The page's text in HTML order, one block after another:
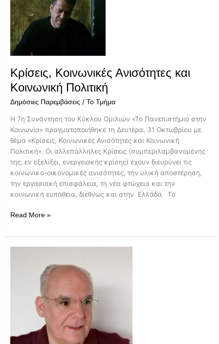
Κρίσεις, Κοινωνικές Ανισότητες και
Κοινωνική Πολιτική
Δημόσιες Παρεμβάσεις /Το Τμήμα
Η 7η Συνάντηση του Κύκλου Ομιλιών «Το Πανεπιστήμιο στην
Κοινωνία» πραγματοποιήθηκε τη Δευτέρα, 31 Οκτωβρίου με
θέμα «Κρίσεις, Κοινωνικές Ανισότητες και Κοινωνική
Πολιτική». Οι αλλεπάλληλες Κρίσεις (συμπεριλαμβανομένης
της, εν εξελίξει, ενεργειακής κρίσης) έχουν διευρύνει τις
κοινωνικο-οικονομικές ανισότητες, την υλική αποστέρηση,
την εργασιακή επισφάλεια, τη νέα φτώχεια και την
κοινωνική ευπάθεια, διεθνώς και στην Ελλάδα. Το
Κοινωνική
Πολιτική
Read More »
Συντηρητικών
Documento